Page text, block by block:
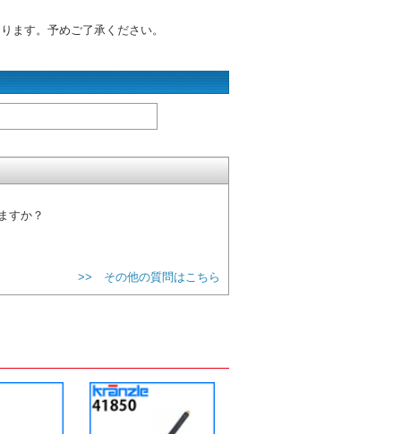
ます。予めご了承ください。
すか？
>> その他の質問はこちら